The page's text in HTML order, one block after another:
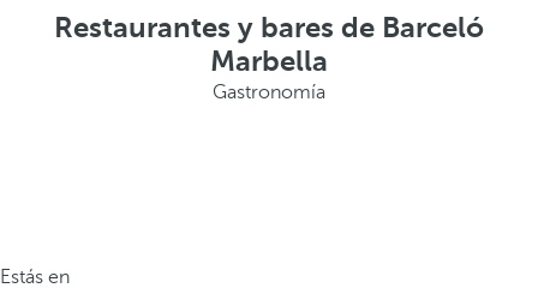
Restaurantes y bares de Barceló
Marbella
Gastronomía
Estás en